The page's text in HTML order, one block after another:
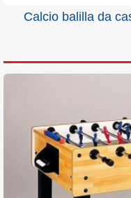
Calcio balilla da